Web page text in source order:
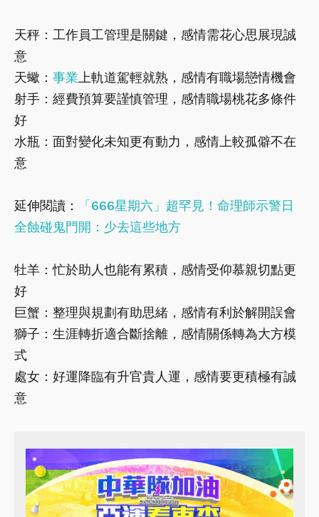
天秤：工作員工管理是關鍵，感情需花心思展現誠
意
天蠍： 事業 上軌道駕輕就熟，感情有職場戀情機會
射手：經費預算要謹慎管理，感情職場桃花多條件
好
水瓶：面對變化未知更有動力，感情上較孤僻不在
意
延伸閱讀：
「666星期六」超罕見！命理師示警日
全蝕碰鬼門開：少去這些地方
牡羊：忙於助人也能有累積，感情受仰慕親切點更
好
巨蟹：整理與規劃有助思緒，感情有利於解開誤會
獅子：生涯轉折適合斷捨離，感情關係轉為大方模
式
處女：好運降臨有升官貴人運，感情要更積極有誠
意